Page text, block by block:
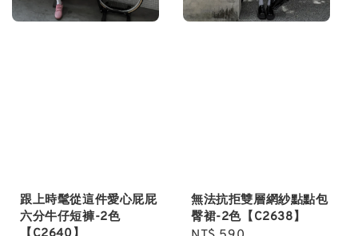
跟上時髦從這件愛心屁屁
六分牛仔短褲-2色
無法抗拒雙層網紗點點包
臀裙-2色【C2638】